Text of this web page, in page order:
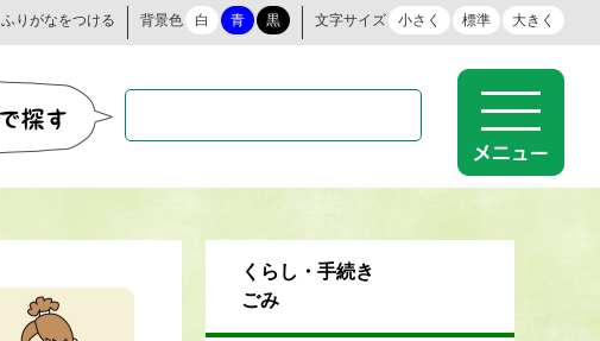
ふりがなをつける 背景色 白 青 黒 文字サイズ 小さく 標準 大きく
くらし・手続き
ごみ